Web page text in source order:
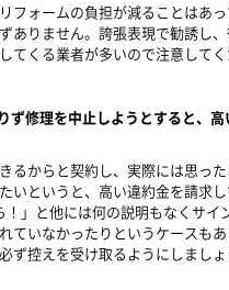
フォームの負担が減ることはあ
ありません。誇張表現で勧誘し
てくる業者が多いので注意してく
ず修理を中止しようとすると、
るからと契約し、実際には思っ
いというと、高い違約金を請求
！」と他には何の説明もなくサイ
ていなかったりというケースも
ず控えを受け取るようにしましょ